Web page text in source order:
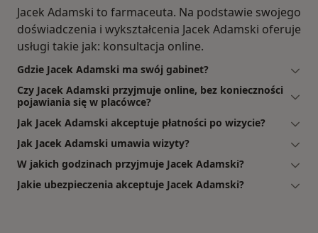
Jacek Adamski to farmaceuta. Na podstawie swojego
doświadczenia i wykształcenia Jacek Adamski oferuje
usługi takie jak: konsultacja online.
Gdzie Jacek Adamski ma swój gabinet?
Czy Jacek Adamski przyjmuje online, bez konieczności
pojawiania się w placówce?
Jak Jacek Adamski akceptuje płatności po wizycie?
Jak Jacek Adamski umawia wizyty?
W jakich godzinach przyjmuje Jacek Adamski?
Jakie ubezpieczenia akceptuje Jacek Adamski?